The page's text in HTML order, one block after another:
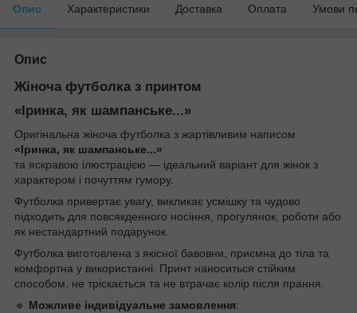
Опис Характеристики Доставка Оплата Умови
Опис
Жіноча футболка з принтом
«Іринка, як шампанське...»
Оригінальна жіноча футболка з жартівливим написом
«Іринка, як шампанське...»
та яскравою ілюстрацією — ідеальний варіант для жінок з
характером і почуттям гумору.
Футболка привертає увагу, викликає усмішку та чудово
підходить для повсякденного носіння, прогулянок, роботи або
як нестандартний подарунок.
Футболка виготовлена з якісної бавовни, приємна до тіла та
комфортна у використанні. Принт наноситься стійким
способом, не тріскається та не втрачає колір після прання.
🔹 Можливе індивідуальне замовлення: